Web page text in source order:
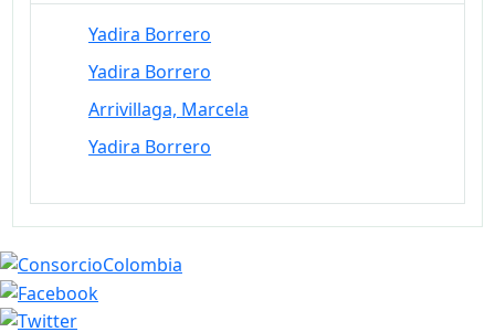
Yadira Borrero
Yadira Borrero
Arrivillaga, Marcela
Yadira Borrero